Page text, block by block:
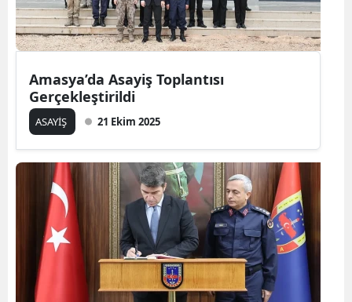
Amasya’da Asayiş Toplantısı
Gerçekleştirildi
ASAYİŞ 21 Ekim 2025